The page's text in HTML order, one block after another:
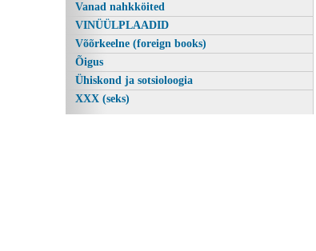
Vanad nahkköited
VINÜÜLPLAADID
Võõrkeelne (foreign books)
Õigus
Ühiskond ja sotsioloogia
XXX (seks)